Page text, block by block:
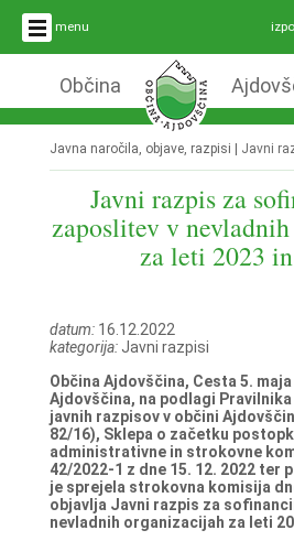
menu
Občina
Javna naročila, objave, razpisi | Javni
Javni razpis za
zaposlitev v
za leti 2023
datum:16.12.2022
kategorija:Javni razpisi
Občina Ajdovščina, Cesta 5.
Ajdovščina, na podlagi
javnih razpisov v občini
82/16), Sklepa o začetku
administrativne in strokovne
42/2022-1 z dne 15. 12. 2022 ter
je sprejela strokovna komisija
objavlja Javni razpis za
nevladnih organizacijah za leti